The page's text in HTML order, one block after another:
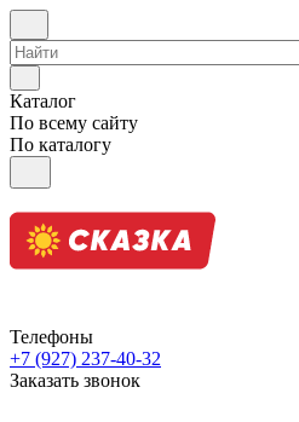
Каталог
По всему сайту
По каталогу
Телефоны
+7 (927) 237-40-32
Заказать звонок